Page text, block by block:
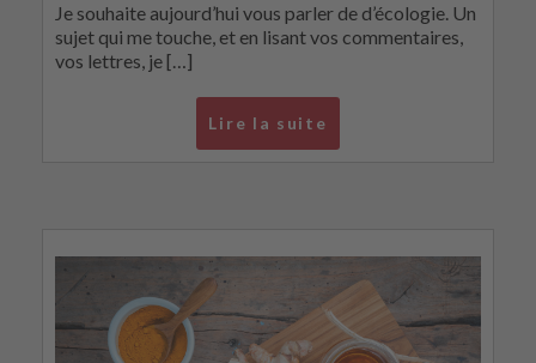
Je souhaite aujourd’hui vous parler de d’écologie. Un
sujet qui me touche, et en lisant vos commentaires,
vos lettres, je […]
Lire la suite